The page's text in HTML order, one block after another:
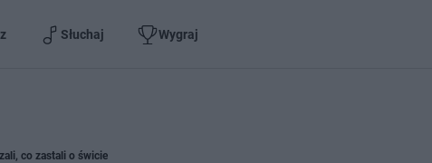
Słuchaj Wygraj
co zastali o świcie